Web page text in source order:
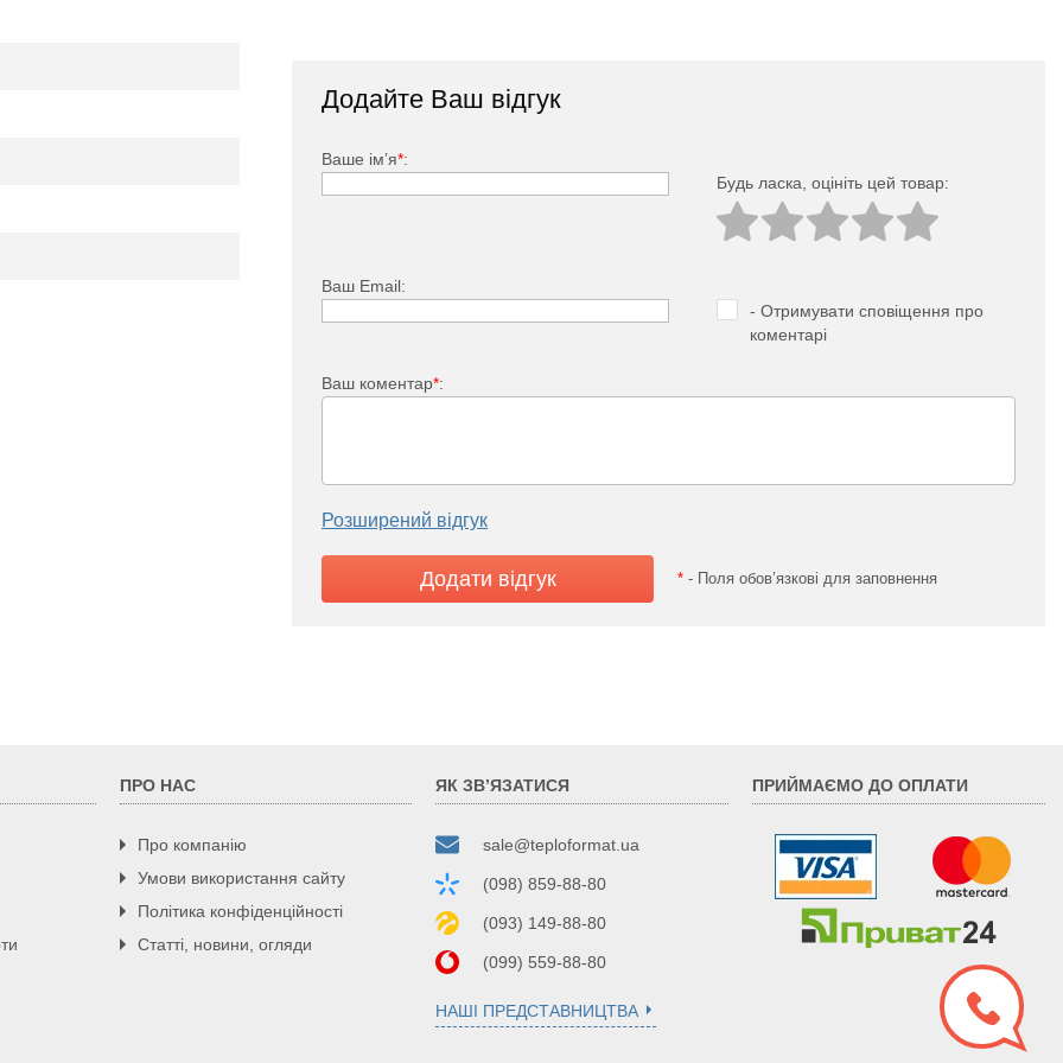
Додайте Ваш відгук
Ваше ім’я*:
Будь ласка, оцініть цей товар:
Ваш Email:
- Отримувати сповіщення про
коментарі
Ваш коментар*:
Розширений відгук
* - Поля обов’язкові для заповнення
ПРО НАС
Про компанію
Умови використання сайту
Політика конфіденційності
Статті, новини, огляди
ЯК ЗВ’ЯЗАТИСЯ
sale@teploformat.ua
(098) 859-88-80
(093) 149-88-80
(099) 559-88-80
НАШІ ПРЕДСТАВНИЦТВА
ПРИЙМАЄМО ДО ОПЛАТИ